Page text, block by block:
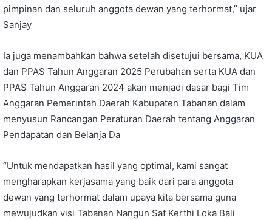
pimpinan dan seluruh anggota dewan yang terhormat,” ujar
Sanjay
Ia juga menambahkan bahwa setelah disetujui bersama, KUA
dan PPAS Tahun Anggaran 2025 Perubahan serta KUA dan
PPAS Tahun Anggaran 2024 akan menjadi dasar bagi Tim
Anggaran Pemerintah Daerah Kabupaten Tabanan dalam
menyusun Rancangan Peraturan Daerah tentang Anggaran
Pendapatan dan Belanja Da
“Untuk mendapatkan hasil yang optimal, kami sangat
mengharapkan kerjasama yang baik dari para anggota
dewan yang terhormat dalam upaya kita bersama guna
mewujudkan visi Tabanan Nangun Sat Kerthi Loka Bali